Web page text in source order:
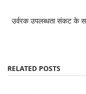
उर्वरक उपलब्धता संकट के
RELATED POSTS